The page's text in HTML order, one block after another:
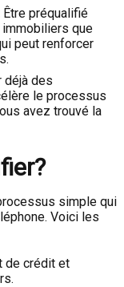
Être préqualifié
immobiliers que
peut renforcer
déjà des
le processus
avez trouvé la
simple qui
Voici les
de crédit et